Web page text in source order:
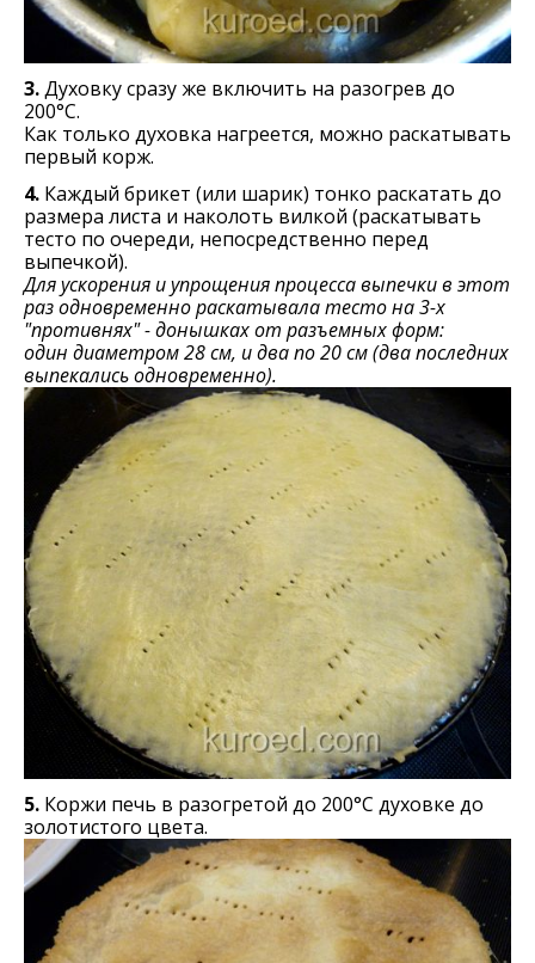
3.Духовку сразу же включить на разогрев до
200°С.
Как только духовка нагреется, можно раскатывать
первый корж.
4. Каждый брикет (или шарик) тонко раскатать до
размера листа и наколоть вилкой (раскатывать
тесто по очереди, непосредственно перед
выпечкой).
Для ускорения и упрощения процесса выпечки в этот
раз одновременно раскатывала тесто на 3-х
"противнях" - донышках от разъемных форм:
один диаметром 28 см, и два по 20 см (два последних
выпекались одновременно).
5. Коржи печь в разогретой до 200°С духовке до
золотистого цвета.